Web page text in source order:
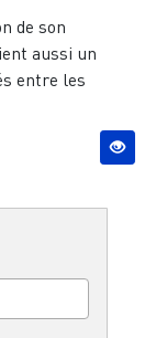
de son
aussi un
entre les